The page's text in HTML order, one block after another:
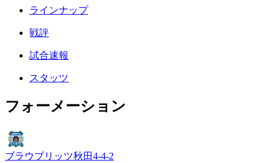
ラインナップ
戦評
試合速報
スタッツ
フォーメーション
ブラウブリッツ秋田4-4-2